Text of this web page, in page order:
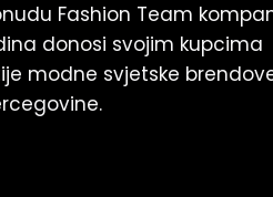
Fashion Team
donosi svojim kupcima
modne svjetske